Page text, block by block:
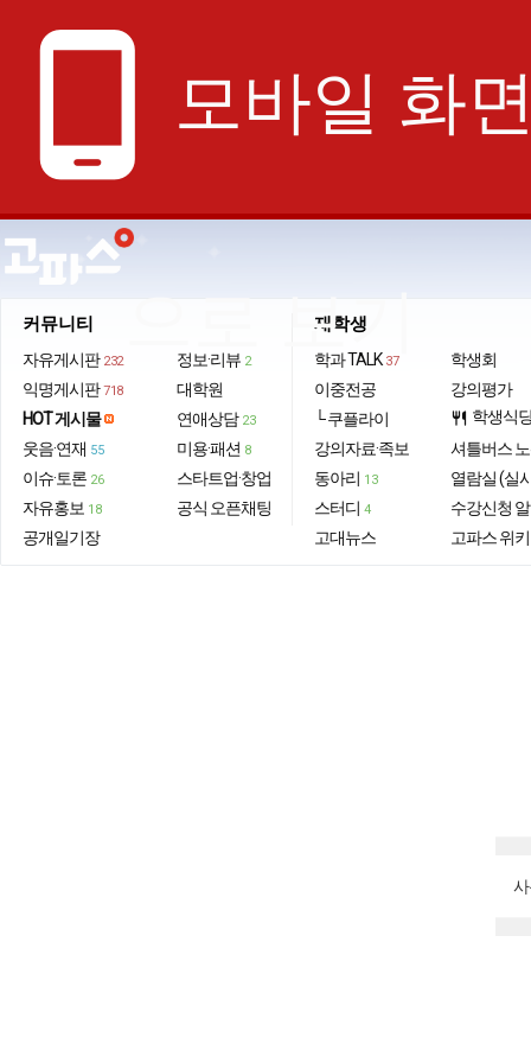
phone_android 모바일 화
으로 보기
커뮤니티
자유게시판 232
익명게시판 718
HOT 게시물
웃음·연재 55
이슈·토론 26
자유홍보 18
공개일기장
정보·리뷰 2
대학원
연애상담 23
미용·패션 8
스타트업·창업
공식 오픈채팅
재학생
학과 TALK 37
이중전공
└ 쿠플라이
강의자료·족보
동아리 13
스터디 4
고대뉴스
학생회
강의평가
restaurant 학생식
셔틀버스
열람실 (실
수강신청
고파스 위키